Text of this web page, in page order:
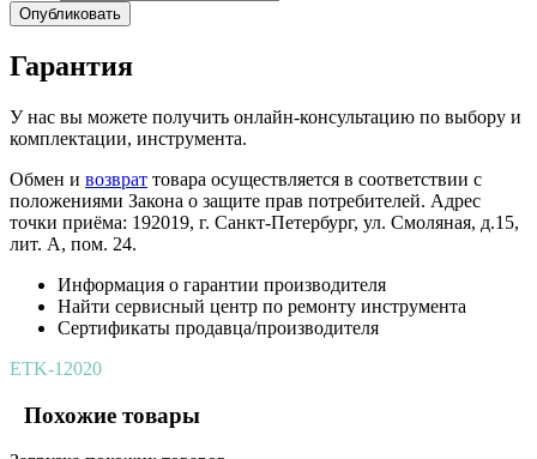
Опубликовать
Гарантия
У нас вы можете получить онлайн-консультацию по выбору и
комплектации, инструмента.
Обмен и возврат товара осуществляется в соответствии с
положениями Закона о защите прав потребителей. Адрес
точки приёма: 192019, г. Санкт-Петербург, ул. Смоляная, д.15,
лит. А, пом. 24.
Информация о гарантии производителя
Найти сервисный центр по ремонту инструмента
Сертификаты продавца/производителя
ETK-12020
Похожие товары